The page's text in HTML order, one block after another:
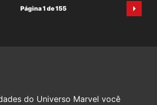
Página 1 de 155
do Universo Marvel você